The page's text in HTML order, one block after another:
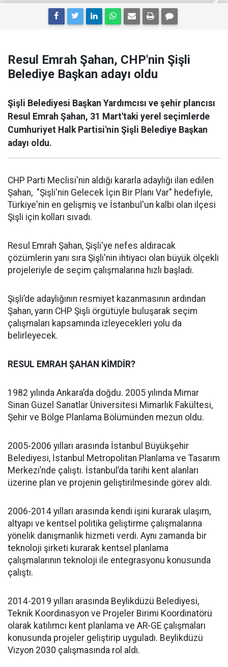
Resul Emrah Şahan, CHP'nin Şişli
Belediye Başkan adayı oldu
Şişli Belediyesi Başkan Yardımcısı ve şehir plancısı
Resul Emrah Şahan, 31 Mart'taki yerel seçimlerde
Cumhuriyet Halk Partisi'nin Şişli Belediye Başkan
adayı oldu.
CHP Parti Meclisi'nin aldığı kararla adaylığı ilan edilen
Şahan, "Şişli'nin Gelecek İçin Bir Planı Var" hedefiyle,
Türkiye'nin en gelişmiş ve İstanbul'un kalbi olan ilçesi
Şişli için kolları sıvadı.
Resul Emrah Şahan, Şişli'ye nefes aldıracak
çözümlerin yanı sıra Şişli'nin ihtiyacı olan büyük ölçekli
projeleriyle de seçim çalışmalarına hızlı başladı.
Şişli’de adaylığının resmiyet kazanmasının ardından
Şahan, yarın CHP Şişli örgütüyle buluşarak seçim
çalışmaları kapsamında izleyecekleri yolu da
belirleyecek.
RESUL EMRAH ŞAHAN KİMDİR?
1982 yılında Ankara’da doğdu. 2005 yılında Mimar
Sinan Güzel Sanatlar Üniversitesi Mimarlık Fakültesi,
Şehir ve Bölge Planlama Bölümünden mezun oldu.
2005-2006 yılları arasında İstanbul Büyükşehir
Belediyesi, İstanbul Metropolitan Planlama ve Tasarım
Merkezi’nde çalıştı. İstanbul’da tarihi kent alanları
üzerine plan ve projenin geliştirilmesinde görev aldı.
2006-2014 yılları arasında kendi işini kurarak ulaşım,
altyapı ve kentsel politika geliştirme çalışmalarına
yönelik danışmanlık hizmeti verdi. Aynı zamanda bir
teknoloji şirketi kurarak kentsel planlama
çalışmalarının teknoloji ile entegrasyonu konusunda
çalıştı.
2014-2019 yılları arasında Beylikdüzü Belediyesi,
Teknik Koordinasyon ve Projeler Birimi Koordinatörü
olarak katılımcı kent planlama ve AR-GE çalışmaları
konusunda projeler geliştirip uyguladı. Beylikdüzü
Vizyon 2030 çalışmasında rol aldı.